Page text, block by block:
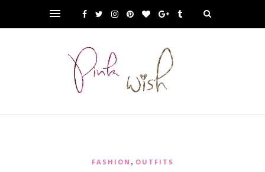
FASHION , OUTFITS